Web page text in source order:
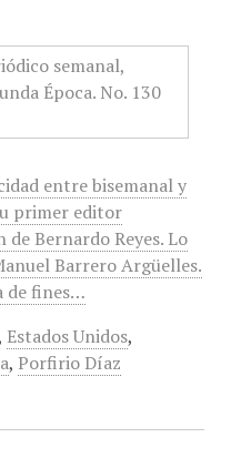
entre bisemanal y
primer editor
Bernardo Reyes. Lo
Barrero Argüelles.
de fines…
Estados Unidos,
, Porfirio Díaz